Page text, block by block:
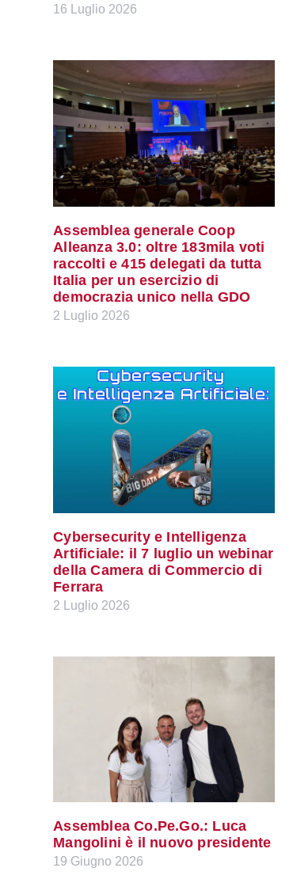
16 Luglio 2026
Assemblea generale Coop
Alleanza 3.0: oltre 183mila voti
raccolti e 415 delegati da tutta
Italia per un esercizio di
democrazia unico nella GDO
2 Luglio 2026
Cybersecurity e Intelligenza
Artificiale: il 7 luglio un webinar
della Camera di Commercio di
Ferrara
2 Luglio 2026
Assemblea Co.Pe.Go.: Luca
Mangolini è il nuovo presidente
19 Giugno 2026